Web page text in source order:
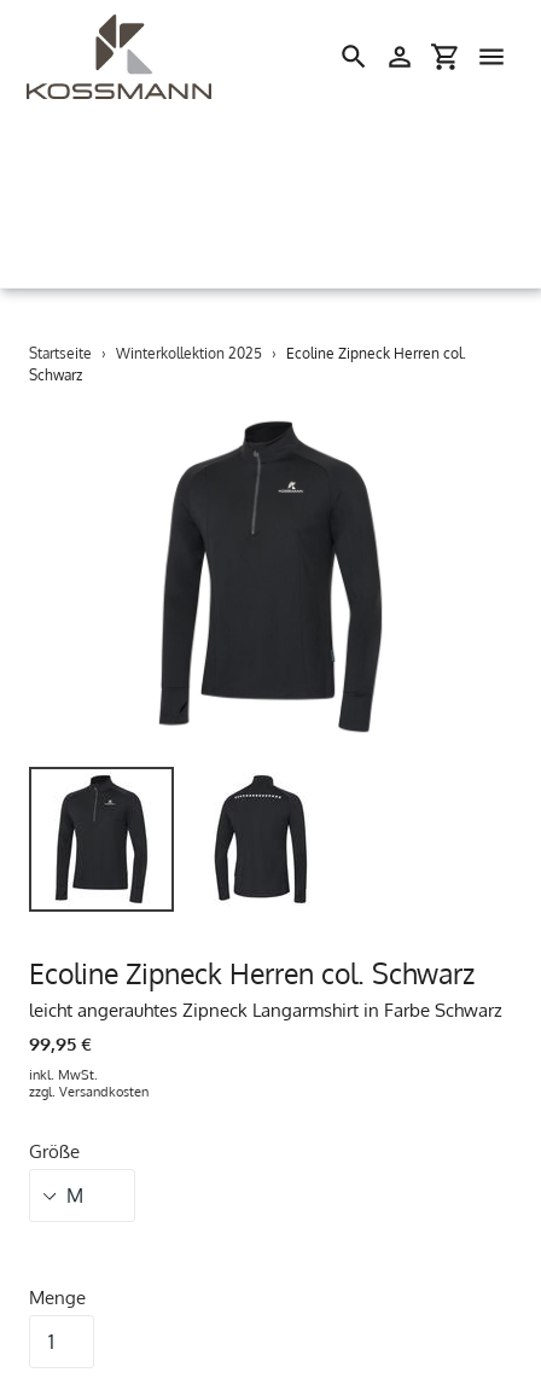
Direkt
zum
SuchenEinloggen
Startseite › Winterkollektion 2025 ›
Ecoline Zipneck Herren col.
Schwarz
Ecoline Zipneck Herren col. Schwarz
leicht angerauhtes Zipneck Langarmshirt in Farbe Schwarz
99,95 €
inkl. MwSt.
zzgl. Versandkosten
Größe
Menge